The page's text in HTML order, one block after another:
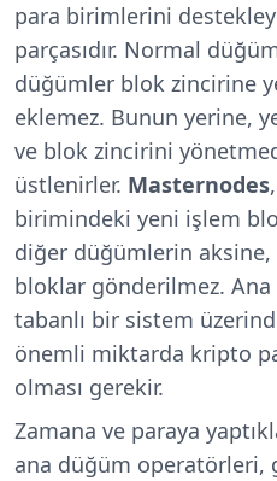
para birimlerini
parçasıdır. Normal
düğümler blok zincirine
eklemez. Bunun yerine,
ve blok zincirini
üstlenirler. Masternodes
birimindeki yeni işlem
diğer düğümlerin
bloklar gönderilmez.
tabanlı bir sistem
önemli miktarda kripto
olması gerekir.
Zamana ve paraya
ana düğüm operatörleri,